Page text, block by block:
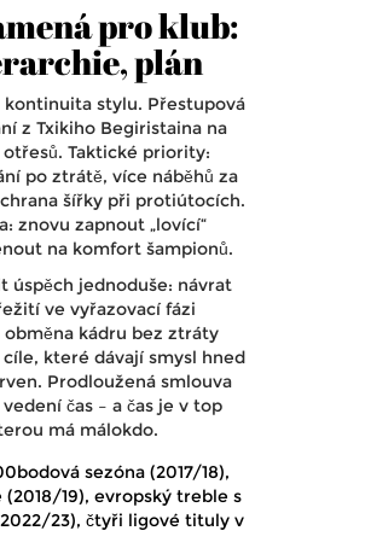
pro klub:
plán
kontinuita stylu. Přestupová
z Txikiho Begiristaina na
otřesů. Taktické priority:
po ztrátě, více náběhů za
šířky při protiútocích.
znovu zapnout „lovící“
na komfort šampionů.
úspěch jednoduše: návrat
ve vyřazovací fázi
obměna kádru bez ztráty
které dávají smysl hned
Prodloužená smlouva
čas – a čas je v top
má málokdo.
sezóna (2017/18),
19), evropský treble s
23), čtyři ligové tituly v